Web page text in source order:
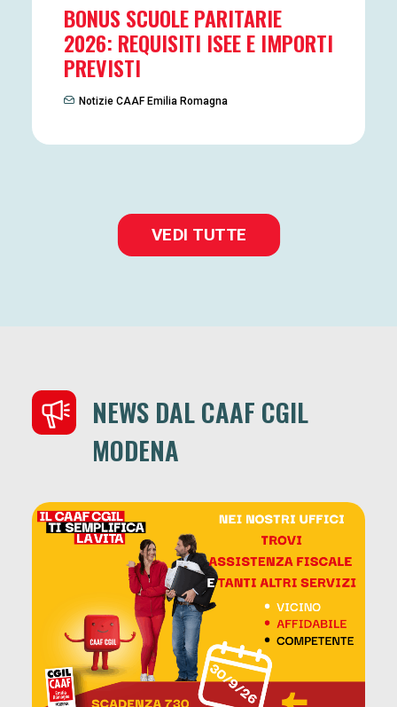
BONUS SCUOLE PARITARIE
2026: REQUISITI ISEE E IMPORTI
PREVISTI
Notizie CAAF Emilia Romagna
VEDI TUTTE
NEWS DAL CAAF CGIL
MODENA